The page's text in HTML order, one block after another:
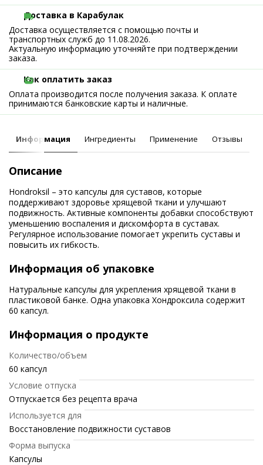
Доставка в Карабулак
Доставка осуществляется с помощью почты и
транспортных служб до 11.08.2026.
Актуальную информацию уточняйте при подтверждении
заказа.
Как оплатить заказ
Оплата производится после получения заказа. К оплате
принимаются банковские карты и наличные.
Информация Ингредиенты Применение Отзывы
Описание
Hondroksil – это капсулы для суставов, которые
поддерживают здоровье хрящевой ткани и улучшают
подвижность. Активные компоненты добавки способствуют
уменьшению воспаления и дискомфорта в суставах.
Регулярное использование помогает укрепить суставы и
повысить их гибкость.
Информация об упаковке
Натуральные капсулы для укрепления хрящевой ткани в
пластиковой банке. Одна упаковка Хондроксила содержит
60 капсул.
Информация о продукте
Количество/объем
60 капсул
Условие отпуска
Отпускается без рецепта врача
Используется для
Восстановление подвижности суставов
Форма выпуска
Капсулы